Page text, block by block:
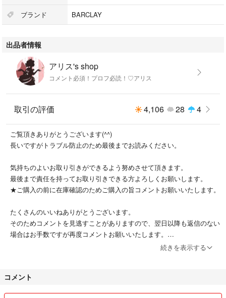
USED品になりますが数回程度の使用で美品です♪
沖縄・離島の場合は別途差額送料が必要になりますのでご購入前にその旨
お伝えください。
ブランド BARCLAY
出品者情報
アリス's shop
コメント必須！プロフ必読！♡アリス
取引の評価 4,106 28 4
ご覧頂きありがとうございます(^^)
長いですがトラブル防止のため最後までお読みください。
気持ちのよいお取り引きができるよう努めさせて頂きます。
最後まで責任を持ってお取り引きできる方よろしくお願いします。
★ご購入の前に在庫確認のためご購入の旨コメントお願いいたします。
たくさんのいいねありがとうございます。
そのためコメントを見逃すことがありますので、翌日以降も返信のない
場合はお手数ですが再度コメントお願いいたします。
中にはお値下げ可能なものもございますがお安く出品してますので大幅
続きを表示する
コメント